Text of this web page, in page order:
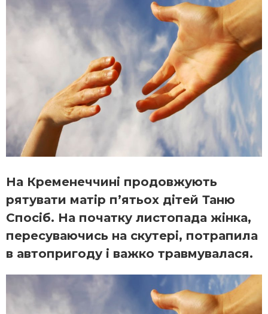
На Кременеччині продовжують
рятувати матір п’ятьох дітей Таню
Спосіб. На початку листопада жінка,
пересуваючись на скутері, потрапила
в автопригоду і важко травмувалася.